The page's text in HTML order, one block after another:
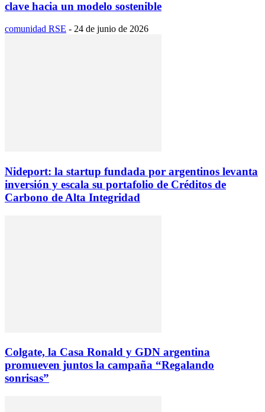
clave hacia un modelo sostenible
comunidad RSE - 24 de junio de 2026
Nideport: la startup fundada por argentinos levanta
inversión y escala su portafolio de Créditos de
Carbono de Alta Integridad
Colgate, la Casa Ronald y GDN argentina
promueven juntos la campaña “Regalando
sonrisas”